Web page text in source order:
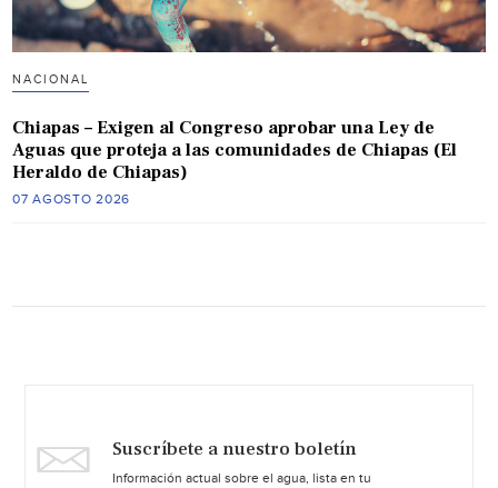
NACIONAL
Chiapas – Exigen al Congreso aprobar una Ley de
Aguas que proteja a las comunidades de Chiapas (El
Heraldo de Chiapas)
07 AGOSTO 2026
Suscríbete a nuestro boletín
Información actual sobre el agua, lista en tu